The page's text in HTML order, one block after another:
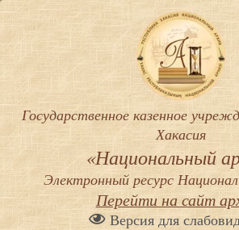
Государственное казенное
Хакасия
«Национальный
Электронный ресурс
Перейти на сайт
Версия для